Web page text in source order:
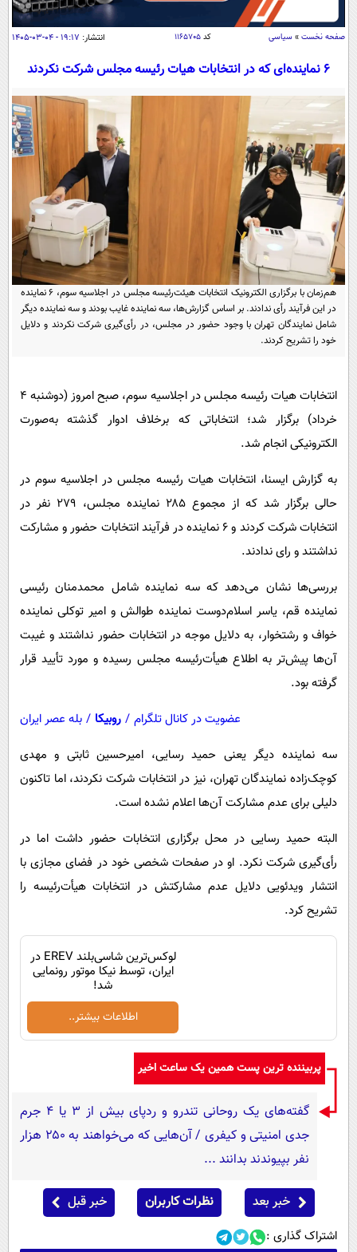
سیاسی
اقتصاد
جامعه
علم و دانش
مجله تصویری سلاح
ورزش
فناوری
گوناگون
محیط زیست
حیات وحش
سیاست خارجی
خواندنی ها و دیدنی ها
داستان کوتاه
روانشناسی
آشپزی
آموزش زبان
صفحه نخست » سیاسی کد۱۱۶۵۷۰۵ انتشار: ۱۹:۱۷ - ۰۴-۰۳-۱۴۰۵
۶ نماینده‌ای که در انتخابات هیات رئیسه مجلس شرکت نکردند
هم‌زمان با برگزاری الکترونیک انتخابات هیئت‌رئیسه مجلس در اجلاسیه سوم، ۶ نماینده
در این فرآیند رأی ندادند. بر اساس گزارش‌ها، سه نماینده غایب بودند و سه نماینده دیگر
شامل نمایندگان تهران با وجود حضور در مجلس، در رأی‌گیری شرکت نکردند و دلایل
خود را تشریح کردند.
انتخابات هیات رئیسه مجلس در اجلاسیه سوم، صبح امروز (دوشنبه ۴
خرداد) برگزار شد؛ انتخاباتی که برخلاف ادوار گذشته به‌صورت
الکترونیکی انجام شد.
به گزارش ایسنا، انتخابات هیات رئیسه مجلس در اجلاسیه سوم در
حالی برگزار شد که از مجموع ۲۸۵ نماینده مجلس، ۲۷۹ نفر در
انتخابات شرکت کردند و ۶ نماینده در فرآیند انتخابات حضور و مشارکت
نداشتند و رای ندادند.
بررسی‌ها نشان می‌دهد که سه نماینده شامل محمدمنان رئیسی
نماینده قم، یاسر اسلام‌دوست نماینده طوالش و امیر توکلی نماینده
خواف و رشتخوار، به دلایل موجه در انتخابات حضور نداشتند و غیبت
آن‌ها پیش‌تر به اطلاع هیأت‌رئیسه مجلس رسیده و مورد تأیید قرار
گرفته بود.
عضویت در کانال تلگرام / روبیکا / بله عصر ایران
سه نماینده دیگر یعنی حمید رسایی، امیرحسین ثابتی و مهدی
کوچک‌زاده نمایندگان تهران، نیز در انتخابات شرکت نکردند، اما تاکنون
دلیلی برای عدم مشارکت آن‌ها اعلام نشده است.
البته حمید رسایی در محل برگزاری انتخابات حضور داشت اما در
رأی‌گیری شرکت نکرد. او در صفحات شخصی خود در فضای مجازی با
انتشار ویدئویی دلایل عدم مشارکتش در انتخابات هیأت‌رئیسه را
تشریح کرد.
لوکس‌ترین شاسی‌بلند EREV در
ایران، توسط نیکا موتور رونمایی
شد!
اطلاعات بیشتر..
پربیننده ترین پست همین یک ساعت اخیر
گفته‌های یک روحانی تندرو و ردپای بیش از ۳ یا ۴ جرم
جدی امنیتی و کیفری / آن‌هایی که می‌خواهند به ۲۵۰ هزار
نفر بپیوندند بدانند ...
خبر بعد نظرات کاربران خبر قبل
اشتراک گذاری :